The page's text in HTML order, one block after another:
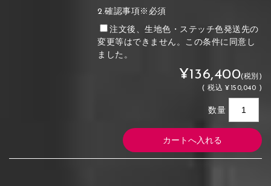
2.確認事項※必須
注文後、生地色・ステッチ色発送先の
変更等はできません。この条件に同意し
ました。
¥136,400(税別)
(税込 ¥150,040 )
数量